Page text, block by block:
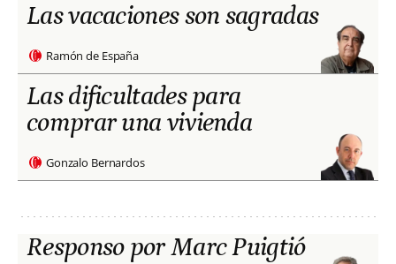
Las vacaciones son sagradas
Ramón de España
Las dificultades para
comprar una vivienda
Gonzalo Bernardos
Responso por Marc Puigtió